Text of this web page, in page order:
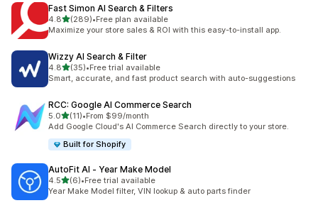
Fast Simon AI Search & Filters
4.8เต็ม 5 ดาว
(289)
ทั้งหมด 289 รีวิว
•Free plan available
Maximize your store sales & ROI with this easy-to-install app.
Wizzy AI Search & Filter
4.8เต็ม 5 ดาว
(35)
ทั้งหมด 35 รีวิว
•Free trial available
Smart, accurate, and fast product search with auto-suggestions
RCC: Google AI Commerce Search
5.0เต็ม 5 ดาว
(11)
ทั้งหมด 11 รีวิว
•From $99/month
Add Google Cloud's AI Commerce Search directly to your store.
Built for Shopify
AutoFit AI ‑ Year Make Model
4.5เต็ม 5 ดาว
(6)
ทั้งหมด 6 รีวิว
•Free trial available
Year Make Model filter, VIN lookup & auto parts finder